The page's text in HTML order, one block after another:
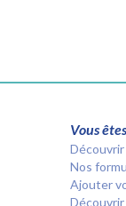
Vous
Nos
Ajouter